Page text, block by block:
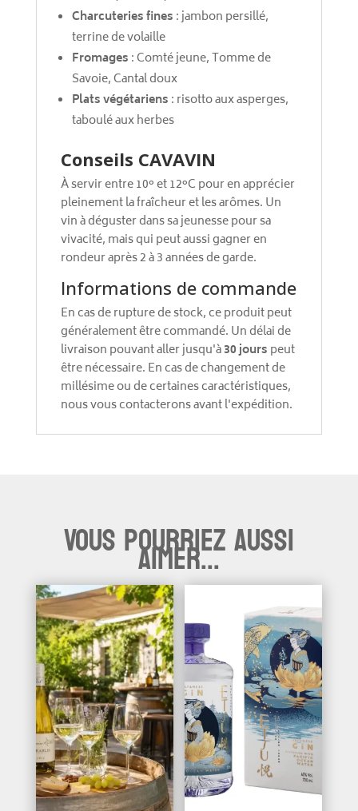
Charcuteries fines : jambon persillé,
terrine de volaille
Fromages : Comté jeune, Tomme de
Savoie, Cantal doux
Plats végétariens : risotto aux asperges,
taboulé aux herbes
Conseils CAVAVIN
À servir entre 10° et 12°C pour en apprécier
pleinement la fraîcheur et les arômes. Un
vin à déguster dans sa jeunesse pour sa
vivacité, mais qui peut aussi gagner en
rondeur après 2 à 3 années de garde.
Informations de commande
En cas de rupture de stock, ce produit peut
généralement être commandé. Un délai de
livraison pouvant aller jusqu'à30 jours peut
être nécessaire. En cas de changement de
millésime ou de certaines caractéristiques,
nous vous contacterons avant l'expédition.
Vous pourriez aussi
aimer...